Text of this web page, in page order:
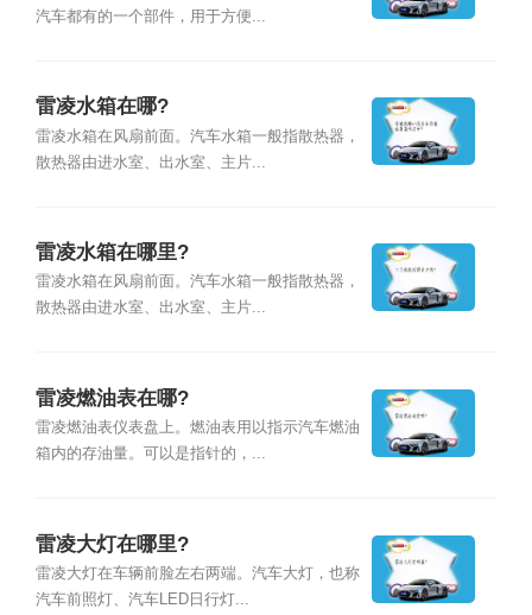
汽车都有的一个部件，用于方便...
雷凌水箱在哪?
雷凌水箱在风扇前面。汽车水箱一般指散热器，
散热器由进水室、出水室、主片...
雷凌水箱在哪里?
雷凌水箱在风扇前面。汽车水箱一般指散热器，
散热器由进水室、出水室、主片...
雷凌燃油表在哪?
雷凌燃油表仪表盘上。燃油表用以指示汽车燃油
箱内的存油量。可以是指针的，...
雷凌大灯在哪里?
雷凌大灯在车辆前脸左右两端。汽车大灯，也称
汽车前照灯、汽车LED日行灯...